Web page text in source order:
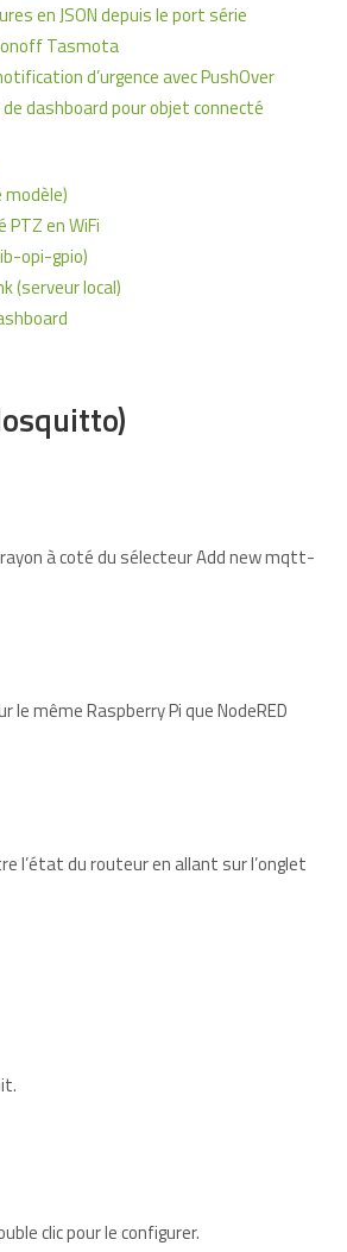
en JSON depuis le port série
Tasmota
d’urgence avec PushOver
dashboard pour objet connecté
modèle)
en WiFi
opi-gpio)
(serveur local)
à coté du sélecteur Add new mqtt-
même Raspberry Pi que NodeRED
l’état du routeur en allant sur l’onglet
clic pour le configurer.